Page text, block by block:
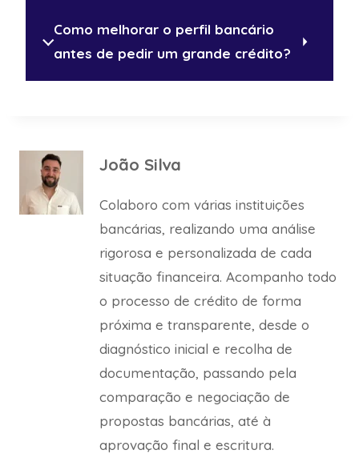
Como melhorar o perfil bancário
antes de pedir um grande crédito?
João Silva
Colaboro com várias instituições
bancárias, realizando uma análise
rigorosa e personalizada de cada
situação financeira. Acompanho todo
o processo de crédito de forma
próxima e transparente, desde o
diagnóstico inicial e recolha de
documentação, passando pela
comparação e negociação de
propostas bancárias, até à
aprovação final e escritura.